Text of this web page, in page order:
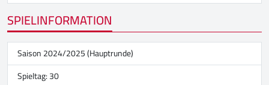
SPIELINFORMATION
Saison 2024/2025 (Hauptrunde)
Spieltag: 30